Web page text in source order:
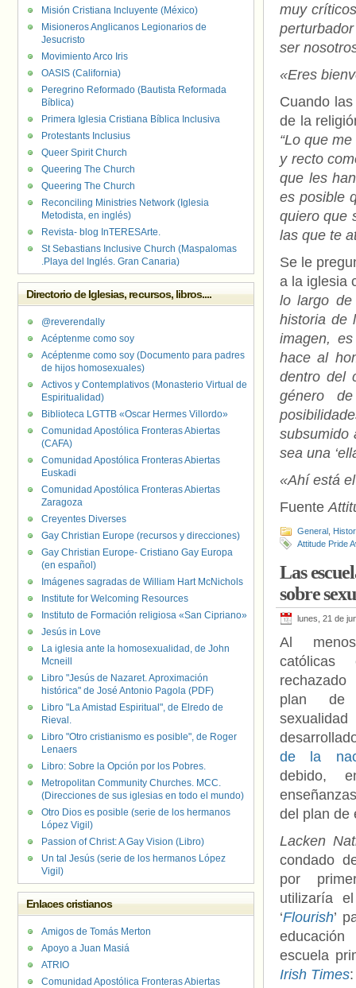
muy
ser
«Eres
Cuando
de la
“Lo que
y recto
que les
es posible
quiero que
las que te
Se le
a la iglesia
lo largo de
historia de
imagen, es
hace al
dentro del
género
subsumido
sea una
«Ahí está
Fuente
General
Attitude Pride
Las
sobre
lunes, 21 de
Al
plan de
de la
debido,
del plan de
Lacken
condado
por
utilizaría
‘Flourish’
escuela
Irish Times:
Misión Cristiana Incluyente (México)
Misioneros Anglicanos Legionarios de
Jesucristo
Movimiento Arco Iris
OASIS (California)
Peregrino Reformado (Bautista Reformada
Bíblica)
Primera Iglesia Cristiana Bíblica Inclusiva
Protestants Inclusius
Queer Spirit Church
Queering The Church
Queering The Church
Reconciling Ministries Network (Iglesia
Metodista, en inglés)
Revista- blog InTERESArte.
St Sebastians Inclusive Church (Maspalomas
.Playa del Inglés. Gran Canaria)
Directorio de Iglesias, recursos, libros....
@reverendally
Acéptenme como soy
Acéptenme como soy (Documento para padres
de hijos homosexuales)
Activos y Contemplativos (Monasterio Virtual de
Espiritualidad)
Biblioteca LGTTB «Oscar Hermes Villordo»
Comunidad Apostólica Fronteras Abiertas
(CAFA)
Comunidad Apostólica Fronteras Abiertas
Euskadi
Comunidad Apostólica Fronteras Abiertas
Zaragoza
Creyentes Diverses
Gay Christian Europe (recursos y direcciones)
Gay Christian Europe- Cristiano Gay Europa
(en español)
Imágenes sagradas de William Hart McNichols
Institute for Welcoming Resources
Instituto de Formación religiosa «San Cipriano»
Jesús in Love
La iglesia ante la homosexualidad, de John
Mcneill
Libro "Jesús de Nazaret. Aproximación
histórica" de José Antonio Pagola (PDF)
Libro "La Amistad Espiritual", de Elredo de
Rieval.
Libro "Otro cristianismo es posible", de Roger
Lenaers
Libro: Sobre la Opción por los Pobres.
Metropolitan Community Churches. MCC.
(Direcciones de sus iglesias en todo el mundo)
Otro Dios es posible (serie de los hermanos
López Vigil)
Passion of Christ: A Gay Vision (Libro)
Un tal Jesús (serie de los hermanos López
Vigil)
Enlaces cristianos
Amigos de Tomás Merton
Apoyo a Juan Masiá
ATRIO
Comunidad Apostólica Fronteras Abiertas